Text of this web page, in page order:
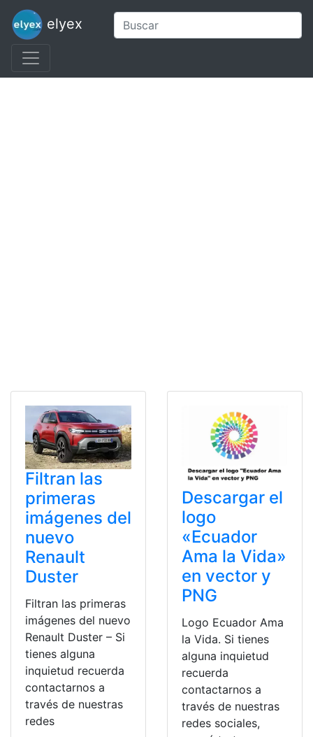
elyex
Filtran las
primeras
imágenes del
nuevo
Renault
Duster
Filtran las primeras
imágenes del nuevo
Renault Duster – Si
tienes alguna
inquietud recuerda
contactarnos a
través de nuestras
redes
Descargar el
logo
«Ecuador
Ama la Vida»
en vector y
PNG
Logo Ecuador Ama
la Vida. Si tienes
alguna inquietud
recuerda
contactarnos a
través de nuestras
redes sociales,